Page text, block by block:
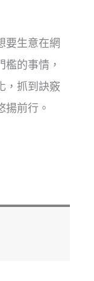
要生意在網
的事情，
，抓到訣竅
揚前行。